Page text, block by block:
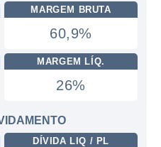
MARGEM BRUTA
60,9%
MARGEM LÍQ.
26%
DÍVIDA LIQ / PL